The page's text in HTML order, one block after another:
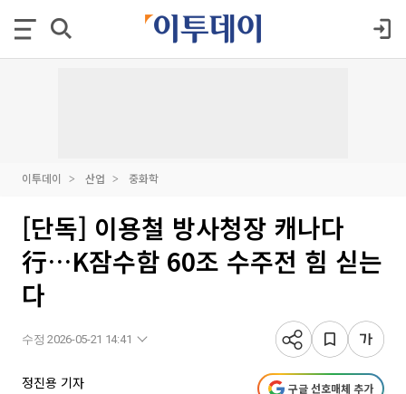
이투데이 산업 중화학
[단독] 이용철 방사청장 캐나다
行…K잠수함 60조 수주전 힘 싣는
다
수정 2026-05-21 14:41
정진용 기자 구글 선호매체 추가